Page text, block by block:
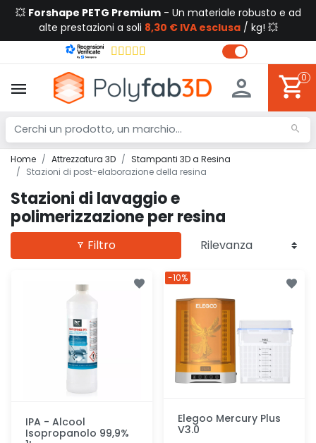
💥 Forshape PETG Premium- Un materiale robusto e ad
alte prestazioni a soli 8,30 € IVA esclusa/ kg! 💥
0
Home Attrezzatura 3D
Stampanti 3D a Resina
Stazioni di post-elaborazione della resina
Stazioni di lavaggio e
polimerizzazione per resina
Filtro
IPA - Alcool
Isopropanolo 99,9%
Elegoo Mercury Plus
V3.0
-10%